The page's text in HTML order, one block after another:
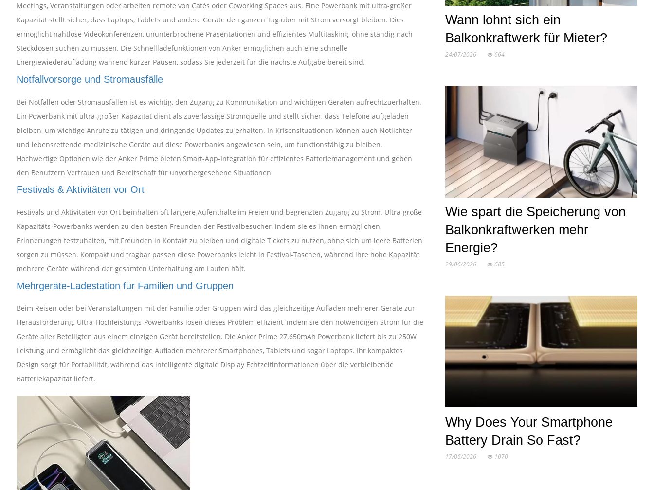
Meetings, Veranstaltungen oder arbeiten remote von Cafés oder Coworking Spaces aus. Eine Powerbank mit ultra-großer
Kapazität stellt sicher, dass Laptops, Tablets und andere Geräte den ganzen Tag über mit Strom versorgt bleiben. Dies
ermöglicht nahtlose Videokonferenzen, ununterbrochene Präsentationen und effizientes Multitasking, ohne ständig nach
Steckdosen suchen zu müssen. Die Schnellladefunktionen von Anker ermöglichen auch eine schnelle
Energiewiederaufladung während kurzer Pausen, sodass Sie jederzeit für die nächste Aufgabe bereit sind.
Notfallvorsorge und Stromausfälle
Bei Notfällen oder Stromausfällen ist es wichtig, den Zugang zu Kommunikation und wichtigen Geräten aufrechtzuerhalten.
Ein Powerbank mit ultra-großer Kapazität dient als zuverlässige Stromquelle und stellt sicher, dass Telefone aufgeladen
bleiben, um wichtige Anrufe zu tätigen und dringende Updates zu erhalten. In Krisensituationen können auch Notlichter
und lebensrettende medizinische Geräte auf diese Powerbanks angewiesen sein, um funktionsfähig zu bleiben.
Hochwertige Optionen wie der Anker Prime bieten Smart-App-Integration für effizientes Batteriemanagement und geben
den Benutzern Vertrauen und Bereitschaft für unvorhergesehene Situationen.
Festivals & Aktivitäten vor Ort
Festivals und Aktivitäten vor Ort beinhalten oft längere Aufenthalte im Freien und begrenzten Zugang zu Strom. Ultra-große
Kapazitäts-Powerbanks werden zu den besten Freunden der Festivalbesucher, indem sie es ihnen ermöglichen,
Erinnerungen festzuhalten, mit Freunden in Kontakt zu bleiben und digitale Tickets zu nutzen, ohne sich um leere Batterien
sorgen zu müssen. Kompakt und tragbar passen diese Powerbanks leicht in Festival-Taschen, während ihre hohe Kapazität
mehrere Geräte während der gesamten Unterhaltung am Laufen hält.
Mehrgeräte-Ladestation für Familien und Gruppen
Beim Reisen oder bei Veranstaltungen mit der Familie oder Gruppen wird das gleichzeitige Aufladen mehrerer Geräte zur
Herausforderung. Ultra-Hochleistungs-Powerbanks lösen dieses Problem effizient, indem sie den notwendigen Strom für die
Geräte aller Beteiligten aus einem einzigen Gerät bereitstellen. Die Anker Prime 27.650mAh Powerbank liefert bis zu 250W
Leistung und ermöglicht das gleichzeitige Aufladen mehrerer Smartphones, Tablets und sogar Laptops. Ihr kompaktes
Design sorgt für Portabilität, während das intelligente digitale Display Echtzeitinformationen über die verbleibende
Batteriekapazität liefert.
Wann lohnt sich ein
Balkonkraftwerk für Mieter?
24/07/2026 664
Wie spart die Speicherung von
Balkonkraftwerken mehr
Energie?
29/06/2026 685
Why Does Your Smartphone
Battery Drain So Fast?
17/06/2026 1070